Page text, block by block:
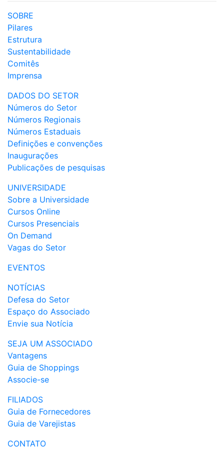
SOBRE
Pilares
Estrutura
Sustentabilidade
Comitês
Imprensa
DADOS DO SETOR
Números do Setor
Números Regionais
Números Estaduais
Definições e convenções
Inaugurações
Publicações de pesquisas
UNIVERSIDADE
Sobre a Universidade
Cursos Online
Cursos Presenciais
On Demand
Vagas do Setor
EVENTOS
NOTÍCIAS
Defesa do Setor
Espaço do Associado
Envie sua Notícia
SEJA UM ASSOCIADO
Vantagens
Guia de Shoppings
Associe-se
FILIADOS
Guia de Fornecedores
Guia de Varejistas
CONTATO